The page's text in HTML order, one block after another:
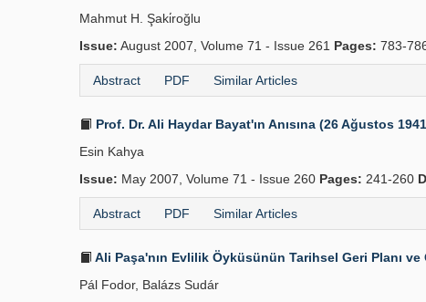
Mahmut H. Şaki̇roğlu
Issue: August 2007, Volume 71 - Issue 261 Pages: 783-
Abstract PDF Similar Articles
Prof. Dr. Ali Haydar Bayat'ın Anısına (26 Ağustos
Esin Kahya
Issue: May 2007, Volume 71 - Issue 260 Pages: 241-260
Abstract PDF Similar Articles
Ali Paşa'nın Evlilik Öyküsünün Tarihsel Geri Planı ve
Pál Fodor, Balázs Sudár